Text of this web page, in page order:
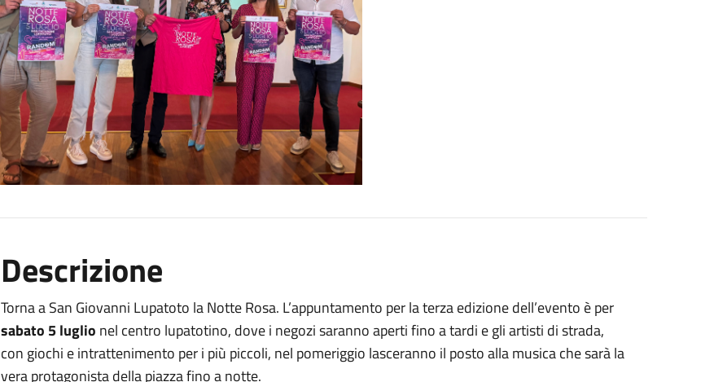
Descrizione
Torna a San Giovanni Lupatoto la Notte Rosa. L’appuntamento per la terza edizione dell’evento è per
sabato 5 luglio nel centro lupatotino, dove i negozi saranno aperti fino a tardi e gli artisti di strada,
con giochi e intrattenimento per i più piccoli, nel pomeriggio lasceranno il posto alla musica che sarà la
vera protagonista della piazza fino a notte.